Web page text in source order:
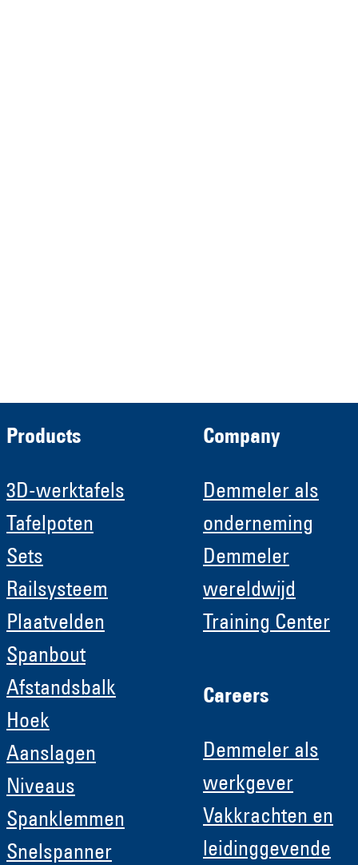
Products
3D-werktafels
Tafelpoten
Sets
Railsysteem
Plaatvelden
Spanbout
Afstandsbalk
Hoek
Aanslagen
Niveaus
Spanklemmen
Snelspanner
Company
Demmeler als
onderneming
Demmeler
wereldwijd
Training Center
Careers
Demmeler als
werkgever
Vakkrachten en
leidinggevende